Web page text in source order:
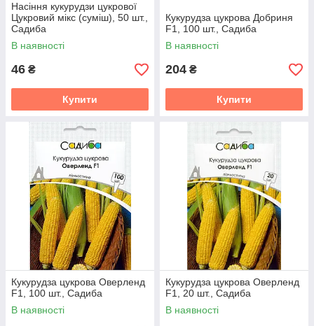
Насіння кукурудзи цукрової
Цукровий мікс (суміш), 50 шт.,
Садиба
В наявності
46 ₴
Купити
Кукурудза цукрова Добриня
F1, 100 шт., Садиба
В наявності
204 ₴
Купити
Кукурудза цукрова Оверленд
F1, 100 шт., Садиба
В наявності
Кукурудза цукрова Оверленд
F1, 20 шт., Садиба
В наявності